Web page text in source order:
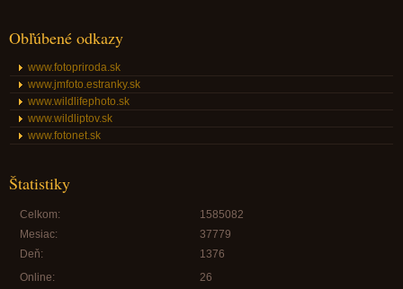
Obľúbené odkazy
www.fotopriroda.sk
www.jmfoto.estranky.sk
www.wildlifephoto.sk
www.wildliptov.sk
www.fotonet.sk
Štatistiky
Online: 26
Celkom:
1585082
Mesiac:
37779
Deň:
1376